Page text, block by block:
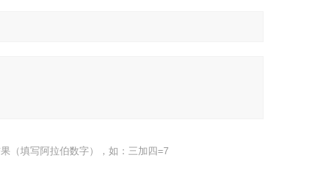
（填写阿拉伯数字），如：三加四=7